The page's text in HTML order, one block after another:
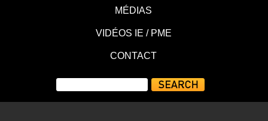
MÉDIAS
VIDÉOS IE / PME
CONTACT